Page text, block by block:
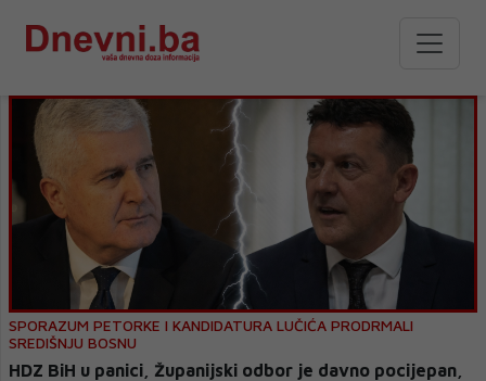
SPORAZUM PETORKE I KANDIDATURA LUČIĆA PRODRMALI
SREDIŠNJU BOSNU
HDZ BiH u panici, Županijski odbor je davno pocijepan,